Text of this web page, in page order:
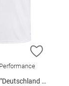
HINZUFÜGEN
ZUR
26 Authentic"